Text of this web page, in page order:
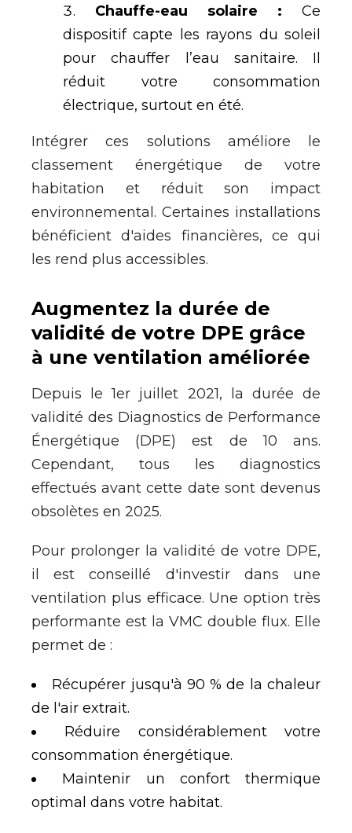
Chauffe-eau solaire : Ce
dispositif capte les rayons du soleil
pour chauffer l’eau sanitaire. Il
réduit votre consommation
électrique, surtout en été.
Intégrer ces solutions améliore le
classement énergétique de votre
habitation et réduit son impact
environnemental. Certaines installations
bénéficient d'aides financières, ce qui
les rend plus accessibles.
Augmentez la durée de
validité de votre DPE grâce
à une ventilation améliorée
Depuis le 1er juillet 2021, la durée de
validité des Diagnostics de Performance
Énergétique (DPE) est de 10 ans.
Cependant, tous les diagnostics
effectués avant cette date sont devenus
obsolètes en 2025.
Pour prolonger la validité de votre DPE,
il est conseillé d'investir dans une
ventilation plus efficace. Une option très
performante est la VMC double flux. Elle
permet de :
Récupérer jusqu'à 90 % de la chaleur
de l'air extrait.
Réduire considérablement votre
consommation énergétique.
Maintenir un confort thermique
optimal dans votre habitat.